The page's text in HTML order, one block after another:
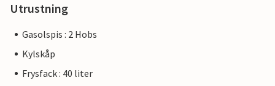
Utrustning
Gasolspis : 2 Hobs
Kylskåp
Frysfack : 40 liter